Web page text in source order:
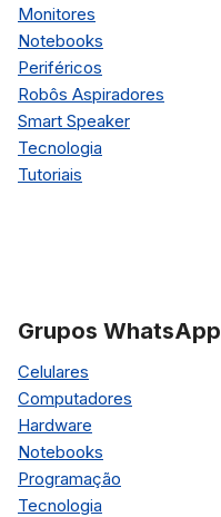
Monitores
Notebooks
Periféricos
Robôs Aspiradores
Smart Speaker
Tecnologia
Tutoriais
Grupos WhatsApp
Celulares
Computadores
Hardware
Notebooks
Programação
Tecnologia